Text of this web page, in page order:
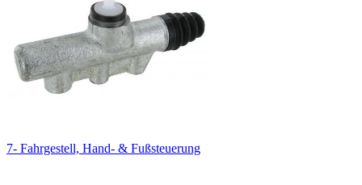
7- Fahrgestell, Hand- & Fußsteuerung